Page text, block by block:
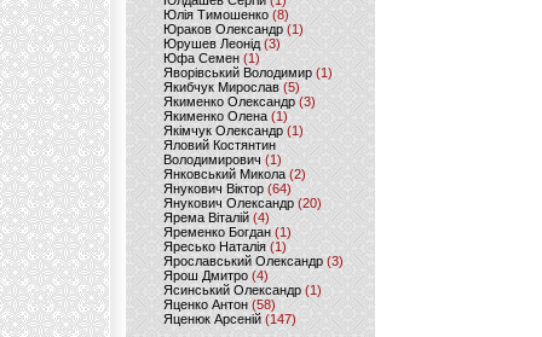
Юлія Тимошенко (8)
Юраков Олександр (1)
Юрушев Леонід (3)
Юфа Семен (1)
Яворівський Володимир (1)
Якибчук Мирослав (5)
Якименко Олександр (3)
Якименко Олена(1)
Якімчук Олександр (1)
Яловий Костянтин
Володимирович (1)
Янковський Микола(2)
Янукович Віктор (64)
Янукович Олександр(20)
Ярема Віталій(4)
Яременко Богдан(1)
Яресько Наталія(1)
Ярославський Олександр (3)
Ярош Дмитро (4)
Ясинський Олександр (1)
Яценко Антон(58)
Яценюк Арсеній (147)